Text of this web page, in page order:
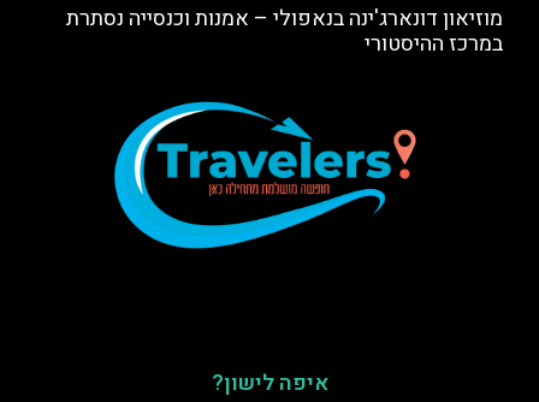
מוזיאון דונארג'ינה בנאפולי – אמנות וכנסייה נסתרת
במרכז ההיסטורי
איפה לישון?